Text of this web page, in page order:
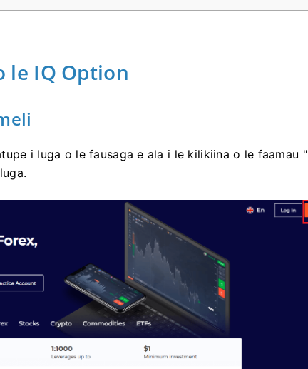
le IQ Option
i luga o le fausaga e ala i le kilikiina o le faamau "